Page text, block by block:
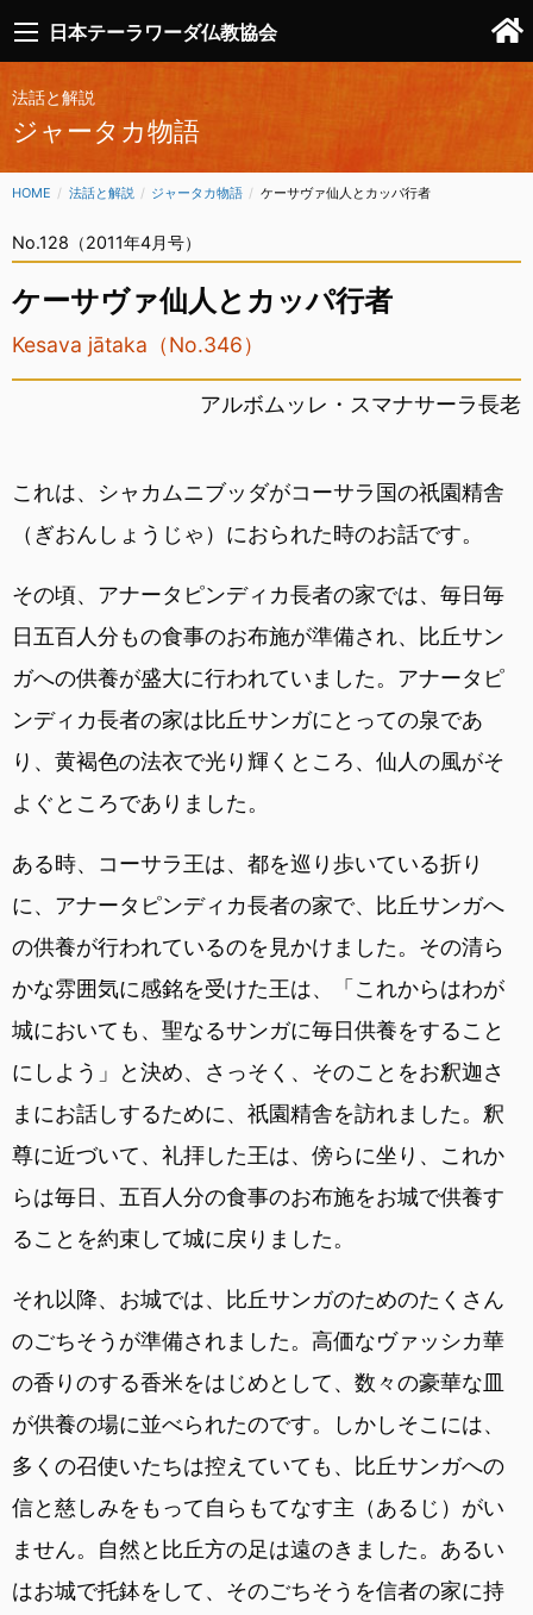
日本テーラワーダ仏教協会
法話と解説
ジャータカ物語
HOME 法話と解説 ジャータカ物語 CURRENT:
ケーサヴァ仙人とカッパ行者
No.128（2011年4月号）
ケーサヴァ仙人とカッパ行者
Kesava jātaka（No.346）
アルボムッレ・スマナサーラ長老
これは、シャカムニブッダがコーサラ国の祇園精舎
（ぎおんしょうじゃ）におられた時のお話です。
その頃、アナータピンディカ長者の家では、毎日毎
日五百人分もの食事のお布施が準備され、比丘サン
ガへの供養が盛大に行われていました。アナータピ
ンディカ長者の家は比丘サンガにとっての泉であ
り、黄褐色の法衣で光り輝くところ、仙人の風がそ
よぐところでありました。
ある時、コーサラ王は、都を巡り歩いている折り
に、アナータピンディカ長者の家で、比丘サンガへ
の供養が行われているのを見かけました。その清ら
かな雰囲気に感銘を受けた王は、「これからはわが
城においても、聖なるサンガに毎日供養をすること
にしよう」と決め、さっそく、そのことをお釈迦さ
まにお話しするために、祇園精舎を訪れました。釈
尊に近づいて、礼拝した王は、傍らに坐り、これか
らは毎日、五百人分の食事のお布施をお城で供養す
ることを約束して城に戻りました。
それ以降、お城では、比丘サンガのためのたくさん
のごちそうが準備されました。高価なヴァッシカ華
の香りのする香米をはじめとして、数々の豪華な皿
が供養の場に並べられたのです。しかしそこには、
多くの召使いたちは控えていても、比丘サンガへの
信と慈しみをもって自らもてなす主（あるじ）がい
ません。自然と比丘方の足は遠のきました。あるい
はお城で托鉢をして、そのごちそうを信者の家に持